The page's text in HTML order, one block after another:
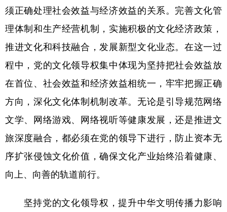
须正确处理社会效益与经济效益的关系。完善文化管
理体制和生产经营机制，实施积极的文化经济政策，
推进文化和科技融合，发展新型文化业态。在这一过
程中，党的文化领导权集中体现为坚持把社会效益放
在首位、社会效益和经济效益相统一，牢牢把握正确
方向，深化文化体制机制改革。无论是引导规范网络
文学、网络游戏、网络视听等健康发展，还是推进文
旅深度融合，都必须在党的领导下进行，防止资本无
序扩张侵蚀文化价值，确保文化产业始终沿着健康、
向上、向善的轨道前行。
坚持党的文化领导权，提升中华文明传播力影响